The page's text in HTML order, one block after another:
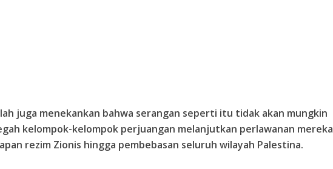
juga menekankan bahwa serangan seperti itu tidak akan mungkin
kelompok-kelompok perjuangan melanjutkan perlawanan mereka
rezim Zionis hingga pembebasan seluruh wilayah Palestina.